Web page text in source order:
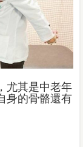
尤其是中老年
身的骨骼還有